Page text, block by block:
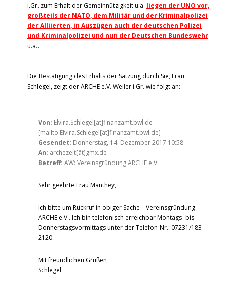
i.Gr. zum Erhalt der Gemeinnützigkeit u.a. liegen der UNO vor,
großteils der NATO, dem Militär und der Kriminalpolizei
der Alliierten, in Auszügen auch der deutschen Polizei
und Kriminalpolizei und nun der Deutschen Bundeswehr
u.a..
Die Bestätigung des Erhalts der Satzung durch Sie, Frau
Schlegel, zeigt der ARCHE e.V. Weiler i.Gr. wie folgt an:
Von: Elvira.Schlegel[ät]finanzamt.bwl.de
[mailto:Elvira.Schlegel[ät]finanzamt.bwl.de]
Gesendet: Donnerstag, 14. Dezember 2017 10:58
An: archezeit[ät]gmx.de
Betreff: AW: Vereinsgründung ARCHE e.V.
Sehr geehrte Frau Manthey,
ich bitte um Rückruf in obiger Sache – Vereinsgründung
ARCHE e.V.. Ich bin telefonisch erreichbar Montags- bis
Donnerstagsvormittags unter der Telefon-Nr.: 07231/183-
2120.
Mit freundlichen Grüßen
Schlegel